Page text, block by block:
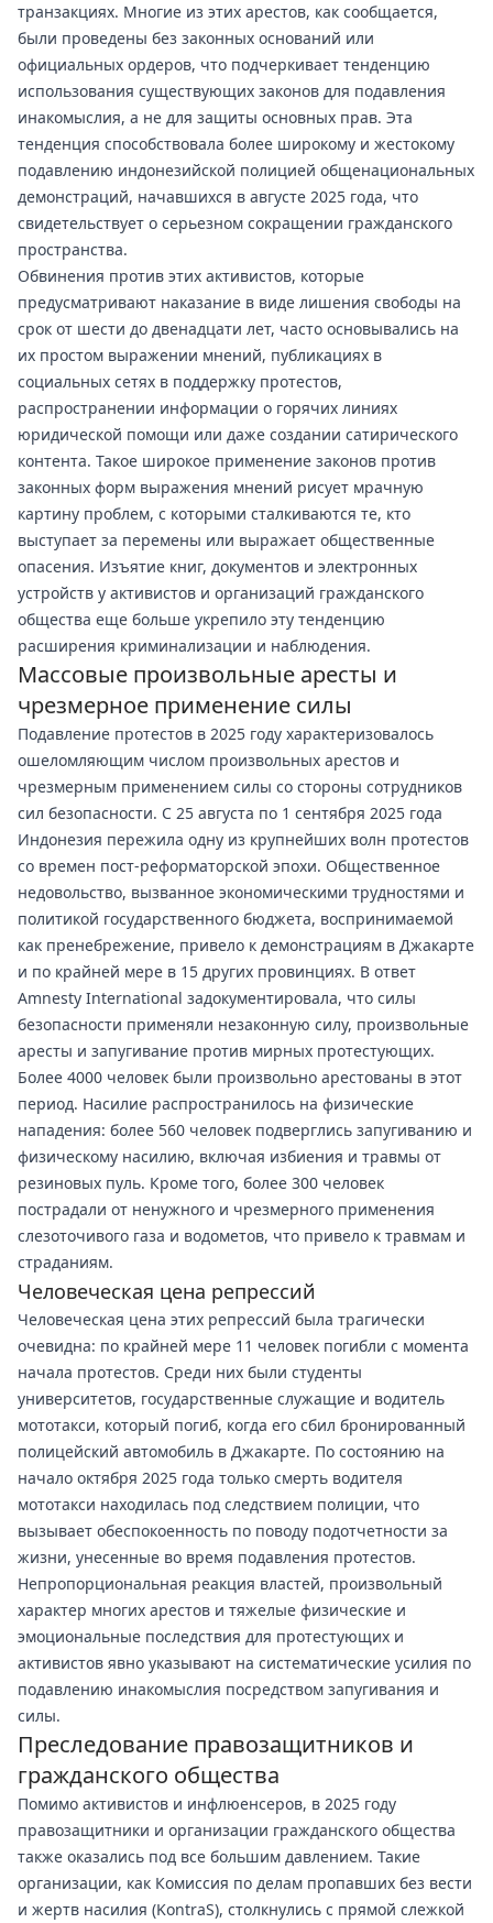
транзакциях. Многие из этих арестов, как сообщается,
были проведены без законных оснований или
официальных ордеров, что подчеркивает тенденцию
использования существующих законов для подавления
инакомыслия, а не для защиты основных прав. Эта
тенденция способствовала более широкому и жестокому
подавлению индонезийской полицией общенациональных
демонстраций, начавшихся в августе 2025 года, что
свидетельствует о серьезном сокращении гражданского
пространства.
Обвинения против этих активистов, которые
предусматривают наказание в виде лишения свободы на
срок от шести до двенадцати лет, часто основывались на
их простом выражении мнений, публикациях в
социальных сетях в поддержку протестов,
распространении информации о горячих линиях
юридической помощи или даже создании сатирического
контента. Такое широкое применение законов против
законных форм выражения мнений рисует мрачную
картину проблем, с которыми сталкиваются те, кто
выступает за перемены или выражает общественные
опасения. Изъятие книг, документов и электронных
устройств у активистов и организаций гражданского
общества еще больше укрепило эту тенденцию
расширения криминализации и наблюдения.
Массовые произвольные аресты и
чрезмерное применение силы
Подавление протестов в 2025 году характеризовалось
ошеломляющим числом произвольных арестов и
чрезмерным применением силы со стороны сотрудников
сил безопасности. С 25 августа по 1 сентября 2025 года
Индонезия пережила одну из крупнейших волн протестов
со времен пост-реформаторской эпохи. Общественное
недовольство, вызванное экономическими трудностями и
политикой государственного бюджета, воспринимаемой
как пренебрежение, привело к демонстрациям в Джакарте
и по крайней мере в 15 других провинциях. В ответ
Amnesty International задокументировала, что силы
безопасности применяли незаконную силу, произвольные
аресты и запугивание против мирных протестующих.
Более 4000 человек были произвольно арестованы в этот
период. Насилие распространилось на физические
нападения: более 560 человек подверглись запугиванию и
физическому насилию, включая избиения и травмы от
резиновых пуль. Кроме того, более 300 человек
пострадали от ненужного и чрезмерного применения
слезоточивого газа и водометов, что привело к травмам и
страданиям.
Человеческая цена репрессий
Человеческая цена этих репрессий была трагически
очевидна: по крайней мере 11 человек погибли с момента
начала протестов. Среди них были студенты
университетов, государственные служащие и водитель
мототакси, который погиб, когда его сбил бронированный
полицейский автомобиль в Джакарте. По состоянию на
начало октября 2025 года только смерть водителя
мототакси находилась под следствием полиции, что
вызывает обеспокоенность по поводу подотчетности за
жизни, унесенные во время подавления протестов.
Непропорциональная реакция властей, произвольный
характер многих арестов и тяжелые физические и
эмоциональные последствия для протестующих и
активистов явно указывают на систематические усилия по
подавлению инакомыслия посредством запугивания и
силы.
Преследование правозащитников и
гражданского общества
Помимо активистов и инфлюенсеров, в 2025 году
правозащитники и организации гражданского общества
также оказались под все большим давлением. Такие
организации, как Комиссия по делам пропавших без вести
и жертв насилия (KontraS), столкнулись с прямой слежкой